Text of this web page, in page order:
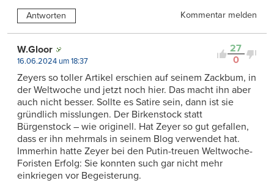
Antworten Kommentar melden
27
0
W.Gloor
16.06.2024 um 18:37
Zeyers so toller Artikel erschien auf seinem Zackbum, in
der Weltwoche und jetzt noch hier. Das macht ihn aber
auch nicht besser. Sollte es Satire sein, dann ist sie
gründlich misslungen. Der Birkenstock statt
Bürgenstock – wie originell. Hat Zeyer so gut gefallen,
dass er ihn mehrmals in seinem Blog verwendet hat.
Immerhin hatte Zeyer bei den Putin-treuen Weltwoche-
Foristen Erfolg: Sie konnten such gar nicht mehr
einkriegen vor Begeisterung.